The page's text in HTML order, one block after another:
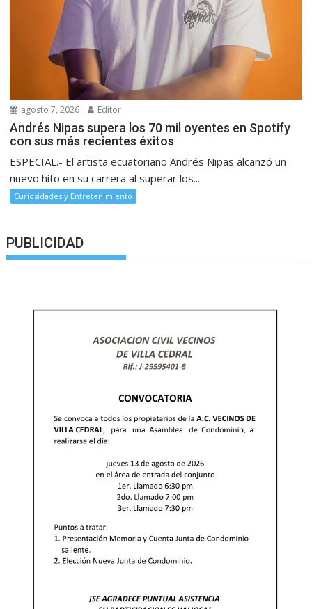
agosto 7, 2026 Editor
Andrés Nipas supera los 70 mil oyentes en Spotify
con sus más recientes éxitos
ESPECIAL.- El artista ecuatoriano Andrés Nipas alcanzó un
nuevo hito en su carrera al superar los...
Curiosidades y Entretenimiento
PUBLICIDAD